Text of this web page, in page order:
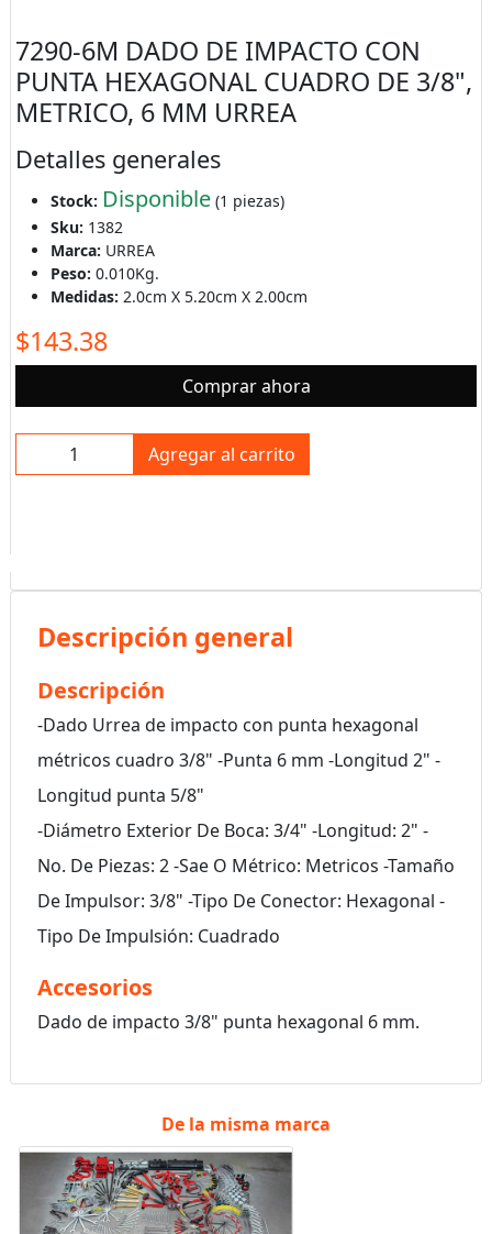
7290-6M DADO DE IMPACTO CON
PUNTA HEXAGONAL CUADRO DE 3/8",
METRICO, 6 MM URREA
Detalles generales
Stock: Disponible(1 piezas)
Sku: 1382
Marca: URREA
Peso: 0.010Kg.
Medidas: 2.0cm X 5.20cm X 2.00cm
$143.38
Comprar ahora
Agregar al carrito
Descripción general
Descripción
-Dado Urrea de impacto con punta hexagonal
métricos cuadro 3/8" -Punta 6 mm -Longitud 2" -
Longitud punta 5/8"
-Diámetro Exterior De Boca: 3/4" -Longitud: 2" -
No. De Piezas: 2 -Sae O Métrico: Metricos -Tamaño
De Impulsor: 3/8" -Tipo De Conector: Hexagonal -
Tipo De Impulsión: Cuadrado
Accesorios
Dado de impacto 3/8" punta hexagonal 6 mm.
De la misma marca